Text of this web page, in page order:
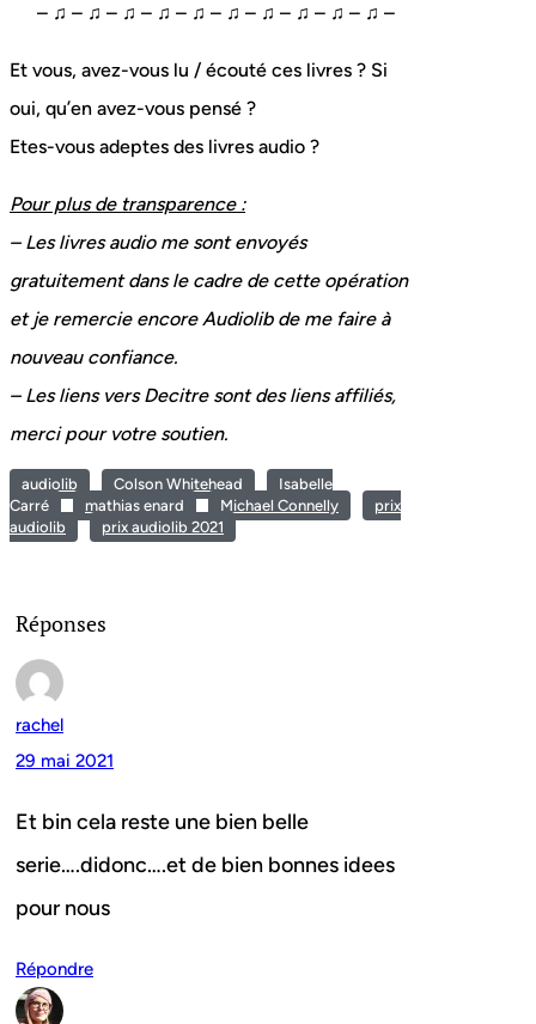
– ♫ – ♫ – ♫ – ♫ – ♫ – ♫ – ♫ – ♫ – ♫ – ♫ –
Et vous, avez-vous lu / écouté ces livres ? Si
oui, qu’en avez-vous pensé ?
Etes-vous adeptes des livres audio ?
Pour plus de transparence :
– Les livres audio me sont envoyés
gratuitement dans le cadre de cette opération
et je remercie encore Audiolib de me faire à
nouveau confiance.
– Les liens vers Decitre sont des liens affiliés,
merci pour votre soutien.
audiolib Colson Whitehead
Isabelle
Carré
mathias enard Michael Connelly
prix
audiolib
prix audiolib 2021
Réponses
rachel
29 mai 2021
Et bin cela reste une bien belle
serie….didonc….et de bien bonnes idees
pour nous
Répondre